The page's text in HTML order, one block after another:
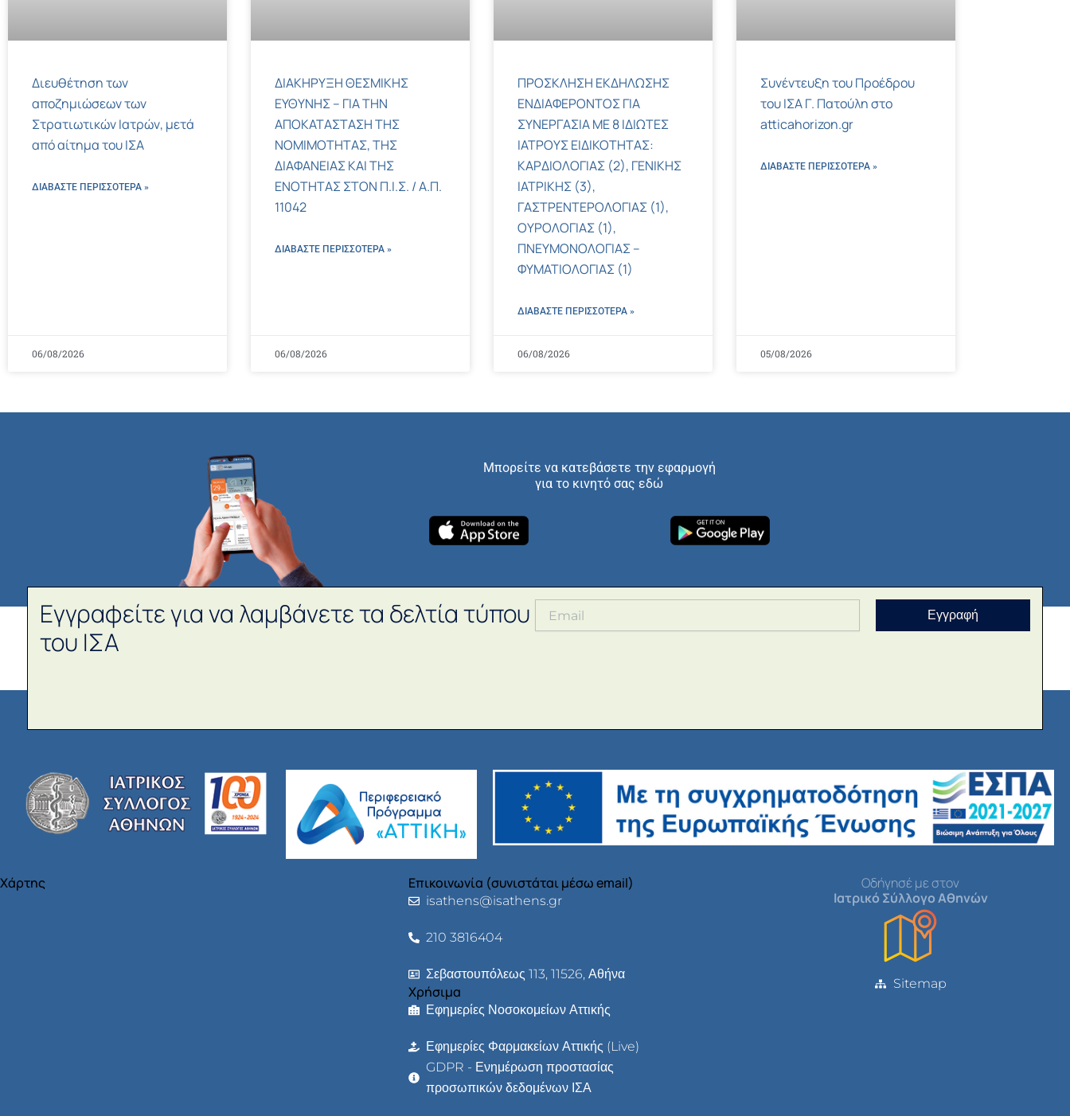
Διευθέτηση των
αποζημιώσεων των
Στρατιωτικών Ιατρών, μετά
από αίτημα του ΙΣΑ
ΔΙΑΒΑΣΤΕ ΠΕΡΙΣΣΌΤΕΡΑ »
06/08/2026
ΔΙΑΚΗΡΥΞΗ ΘΕΣΜΙΚΗΣ
ΕΥΘΥΝΗΣ – ΓΙΑ ΤΗΝ
ΑΠΟΚΑΤΑΣΤΑΣΗ ΤΗΣ
ΝΟΜΙΜΟΤΗΤΑΣ, ΤΗΣ
ΔΙΑΦΑΝΕΙΑΣ ΚΑΙ ΤΗΣ
ΕΝΟΤΗΤΑΣ ΣΤΟΝ Π.Ι.Σ. / Α.Π.
11042
ΔΙΑΒΑΣΤΕ ΠΕΡΙΣΣΌΤΕΡΑ »
06/08/2026
ΠΡΟΣΚΛΗΣΗ ΕΚΔΗΛΩΣΗΣ
ΕΝΔΙΑΦΕΡΟΝΤΟΣ ΓΙΑ
ΣΥΝΕΡΓΑΣΙΑ ΜΕ 8 ΙΔΙΩΤΕΣ
ΙΑΤΡΟΥΣ ΕΙΔΙΚΟΤΗΤΑΣ:
ΚΑΡΔΙΟΛΟΓΙΑΣ (2), ΓΕΝΙΚΗΣ
ΙΑΤΡΙΚΗΣ (3),
ΓΑΣΤΡΕΝΤΕΡΟΛΟΓΙΑΣ (1),
ΟΥΡΟΛΟΓΙΑΣ (1),
ΠΝΕΥΜΟΝΟΛΟΓΙΑΣ –
ΦΥΜΑΤΙΟΛΟΓΙΑΣ (1)
ΔΙΑΒΑΣΤΕ ΠΕΡΙΣΣΌΤΕΡΑ »
06/08/2026
Συνέντευξη του Προέδρου
του ΙΣΑ Γ. Πατούλη στο
atticahorizon.gr
ΔΙΑΒΑΣΤΕ ΠΕΡΙΣΣΌΤΕΡΑ »
05/08/2026
Μπορείτε να κατεβάσετε την εφαρμογή
για το κινητό σας εδώ
Εγγραφείτε για να λαμβάνετε τα δελτία τύπου
του ΙΣΑ
Εγγραφή
Χάρτης Επικοινωνία (συνιστάται μέσω email)
isathens@isathens.gr
210 3816404
Σεβαστουπόλεως 113, 11526, Αθήνα
Χρήσιμα
Εφημερίες Νοσοκομείων Αττικής
Εφημερίες Φαρμακείων Αττικής (Live)
GDPR - Ενημέρωση προστασίας
προσωπικών δεδομένων ΙΣΑ
Οδήγησέ με στον
Ιατρικό Σύλλογο Αθηνών
Sitemap